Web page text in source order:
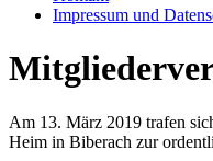
Impressum und
Am 13. März 2019 trafen
Heim in Biberach zur